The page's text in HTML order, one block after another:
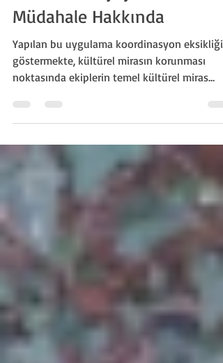
Silivri Tarih Derneği
Adem Hoca Çeşmesi'ne
Müdahale Hakkında
Yapılan bu uygulama koordinasyon
göstermekte, kültürel mirasın korunması
noktasında ekiplerin temel kültürel miras
eğitimi ile bilinçlendirilerek tarihi esere
yaklaşımları noktasında hassasiyetin kent
geneline yayılmasını sağlamak önemli